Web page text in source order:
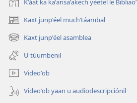
Kʼáat ka kaʼansaʼakech yéetel le Bibliaoʼ
Kaxt junpʼéel muchʼtáambal
(opens
new
window)
Kaxt junpʼéel asamblea
(opens
new
window)
U túumbenil
Videoʼob
Videoʼob yaan u audiodescripciónil